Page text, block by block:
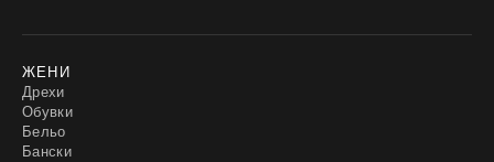
ЖЕНИ
Дрехи
Обувки
Бельо
Бански